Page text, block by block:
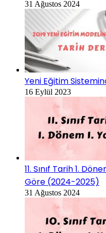
31 Ağustos 2024
Yeni Eğitim
16 Eylül 2023
11. Sınıf Tarih 1.
Göre (2024-2025)
31 Ağustos 2024